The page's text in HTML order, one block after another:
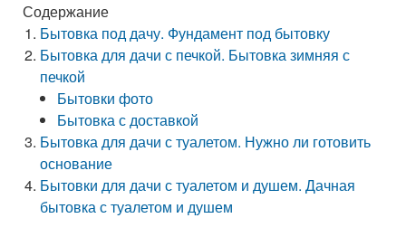
Содержание
Бытовка под дачу. Фундамент под бытовку
Бытовка для дачи с печкой. Бытовка зимняя с
печкой
Бытовки фото
Бытовка с доставкой
Бытовка для дачи с туалетом. Нужно ли готовить
основание
Бытовки для дачи с туалетом и душем. Дачная
бытовка с туалетом и душем